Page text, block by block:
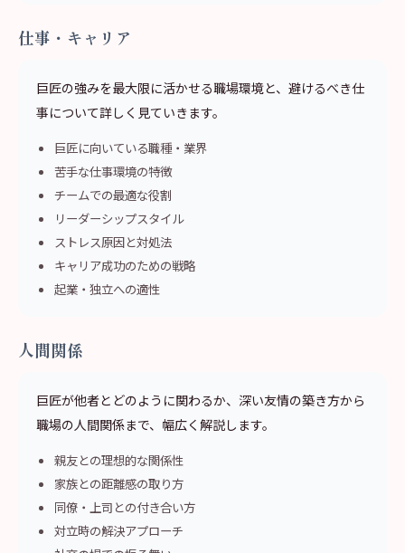
仕事・キャリア
巨匠の強みを最大限に活かせる職場環境と、避けるべき仕
事について詳しく見ていきます。
巨匠に向いている職種・業界
苦手な仕事環境の特徴
チームでの最適な役割
リーダーシップスタイル
ストレス原因と対処法
キャリア成功のための戦略
起業・独立への適性
人間関係
巨匠が他者とどのように関わるか、深い友情の築き方から
職場の人間関係まで、幅広く解説します。
親友との理想的な関係性
家族との距離感の取り方
同僚・上司との付き合い方
対立時の解決アプローチ